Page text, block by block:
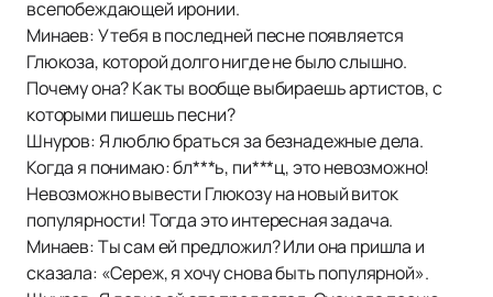
всепобеждающей иронии.
Минаев: У тебя в последней песне появляется
Глюкоза, которой долго нигде не было слышно.
Почему она? Как ты вообще выбираешь артистов, с
которыми пишешь песни?
Шнуров: Я люблю браться за безнадежные дела.
Когда я понимаю: бл***ь, пи***ц, это невозможно!
Невозможно вывести Глюкозу на новый виток
популярности! Тогда это интересная задача.
Минаев: Ты сам ей предложил? Или она пришла и
сказала: «Сереж, я хочу снова быть популярной».